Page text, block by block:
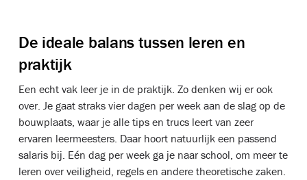
De ideale balans tussen leren en
praktijk
Een echt vak leer je in de praktijk. Zo denken wij er ook
over. Je gaat straks vier dagen per week aan de slag op de
bouwplaats, waar je alle tips en trucs leert van zeer
ervaren leermeesters. Daar hoort natuurlijk een passend
salaris bij. Eén dag per week ga je naar school, om meer te
leren over veiligheid, regels en andere theoretische zaken.